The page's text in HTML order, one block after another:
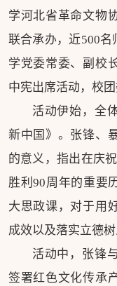
学河北省革命文物
联合承办，近500
学党委常委、副校
中宪出席活动，校团
活动伊始，全
新中国》。张锋、
的意义，指出在庆
胜利90周年的重要
大思政课，对于用
成效以及落实立德
活动中，张锋
签署红色文化传承